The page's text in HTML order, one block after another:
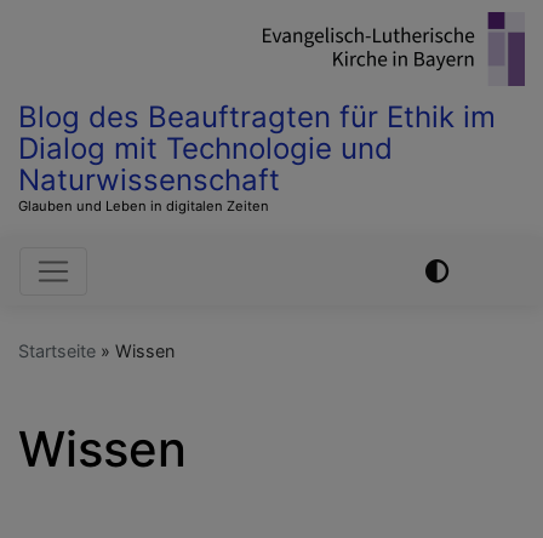
Blog des Beauftragten für Ethik im
Dialog mit Technologie und
Naturwissenschaft
Glauben und Leben in digitalen Zeiten
Hauptnavigation
Startseite Wissen
Wissen